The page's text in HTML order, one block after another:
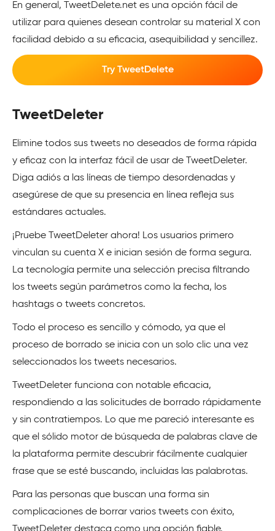
En general, TweetDelete.net es una opción fácil de
utilizar para quienes desean controlar su material X con
facilidad debido a su eficacia, asequibilidad y sencillez.
Try TweetDelete
TweetDeleter
Elimine todos sus tweets no deseados de forma rápida
y eficaz con la interfaz fácil de usar de TweetDeleter.
Diga adiós a las líneas de tiempo desordenadas y
asegúrese de que su presencia en línea refleja sus
estándares actuales.
¡Pruebe TweetDeleter ahora! Los usuarios primero
vinculan su cuenta X e inician sesión de forma segura.
La tecnología permite una selección precisa filtrando
los tweets según parámetros como la fecha, los
hashtags o tweets concretos.
Todo el proceso es sencillo y cómodo, ya que el
proceso de borrado se inicia con un solo clic una vez
seleccionados los tweets necesarios.
TweetDeleter funciona con notable eficacia,
respondiendo a las solicitudes de borrado rápidamente
y sin contratiempos. Lo que me pareció interesante es
que el sólido motor de búsqueda de palabras clave de
la plataforma permite descubrir fácilmente cualquier
frase que se esté buscando, incluidas las palabrotas.
Para las personas que buscan una forma sin
complicaciones de borrar varios tweets con éxito,